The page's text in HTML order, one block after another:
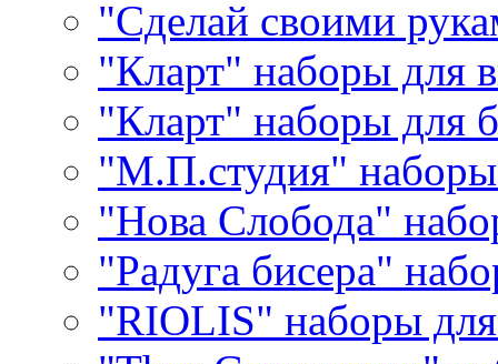
"Сделай своими
"Кларт" наборы для
"Кларт" наборы для
"М.П.студия"
"Нова Слобода"
"Радуга бисера"
"RIOLIS" наборы